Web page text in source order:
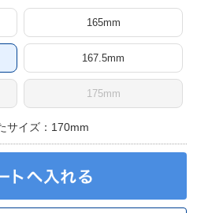
165mm
167.5mm
175mm
サイズ：170mm